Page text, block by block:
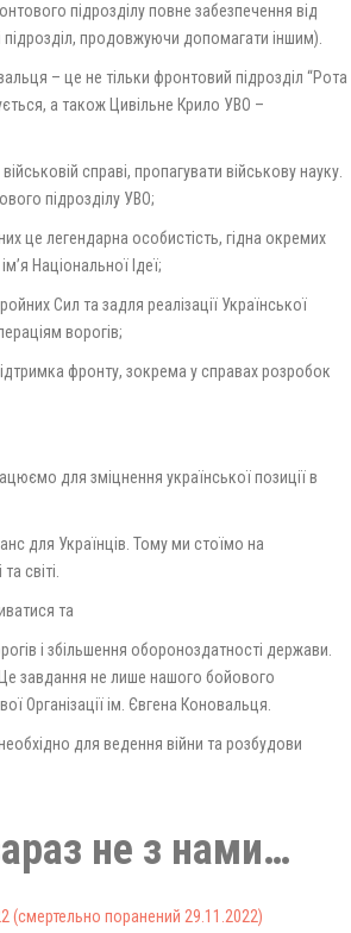
підрозділу повне забезпечення від
продовжуючи допомагати іншим).
– це не тільки фронтовий підрозділ “Рота
а також Цивільне Крило УВО –
справі, пропагувати військову науку.
підрозділу УВО;
це легендарна особистість, гідна окремих
Національної Ідеї;
Сил та задля реалізації Української
ворогів;
фронту, зокрема у справах розробок
для зміцнення української позиції в
для Українців. Тому ми стоїмо на
світі.
та
і збільшення обороноздатності держави.
завдання не лише нашого бойового
Організації ім. Євгена Коновальця.
для ведення війни та розбудови
не з нами…
(смертельно поранений 29.11.2022)